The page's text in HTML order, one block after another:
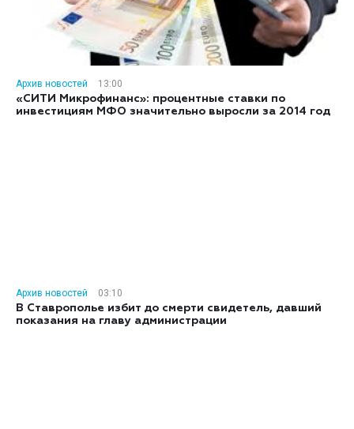
Архив новостей
13:00
«СИТИ Микрофинанс»: процентные ставки по
инвестициям МФО значительно выросли за 2014 год
Архив новостей
03:10
В Ставрополье избит до смерти свидетель, давший
показания на главу администрации